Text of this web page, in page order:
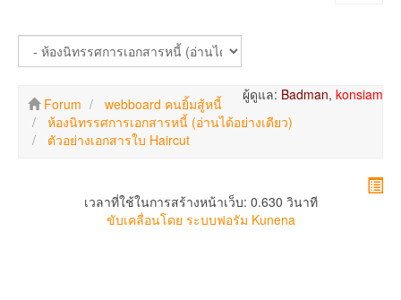
ผู้ดูแล: Badman, konsiam
Forum
webboard คนยิ้มสู้หนี้
ห้องนิทรรศการเอกสารหนี้ (อ่านได้อย่างเดียว)
ตัวอย่างเอกสารใบ Haircut
เวลาที่ใช้ในการสร้างหน้าเว็บ: 0.630 วินาที
ขับเคลื่อนโดย ระบบฟอรัม Kunena